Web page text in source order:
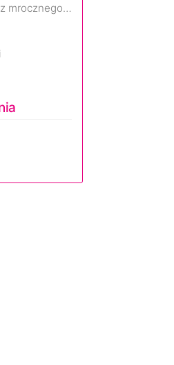
Naznaczony: Wyjście z mrocznego wymiaru